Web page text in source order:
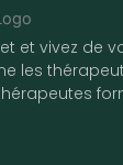
et vivez de
les